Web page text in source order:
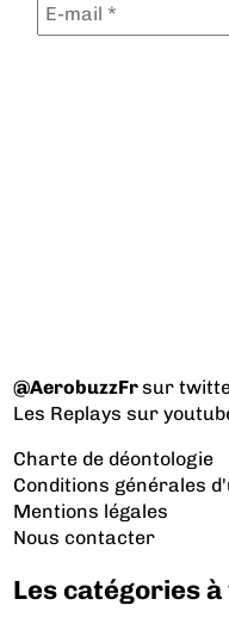
@AerobuzzFrsur
Les Replays sur
Charte de déontologie
Conditions générales
Mentions légales
Nous contacter
Les catégories